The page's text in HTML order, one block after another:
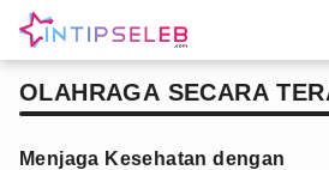
OLAHRAGA SECARA
Menjaga Kesehatan dengan